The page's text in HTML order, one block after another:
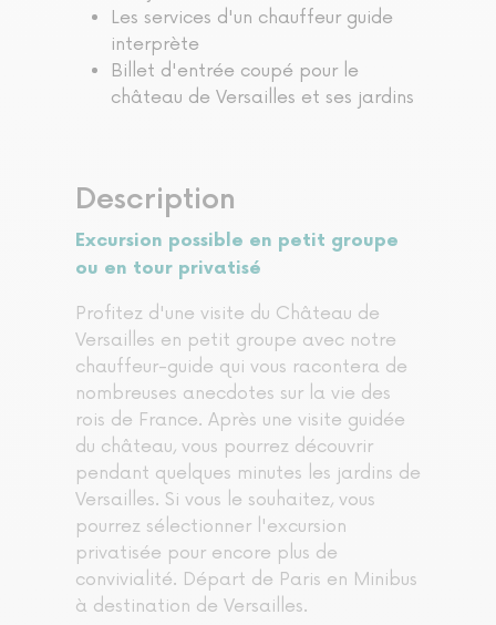
Les services d'un chauffeur guide
interprète
Billet d'entrée coupé pour le
château de Versailles et ses jardins
Description
Excursion possible en petit groupe
ou en tour privatisé
Profitez d'une visite du Château de
Versailles en petit groupe avec notre
chauffeur-guide qui vous racontera de
nombreuses anecdotes sur la vie des
rois de France. Après une visite guidée
du château, vous pourrez découvrir
pendant quelques minutes les jardins de
Versailles. Si vous le souhaitez, vous
pourrez sélectionner l'excursion
privatisée pour encore plus de
convivialité. Départ de Paris en Minibus
à destination de Versailles.